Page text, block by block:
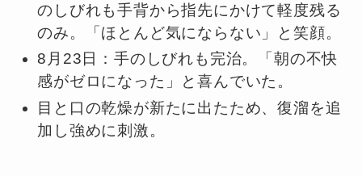
のしびれも手背から指先にかけて軽度残る
のみ。「ほとんど気にならない」と笑顔。
8月23日：手のしびれも完治。「朝の不快
感がゼロになった」と喜んでいた。
目と口の乾燥が新たに出たため、復溜を追
加し強めに刺激。